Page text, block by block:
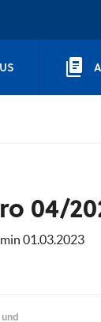
04/
01.03.2023